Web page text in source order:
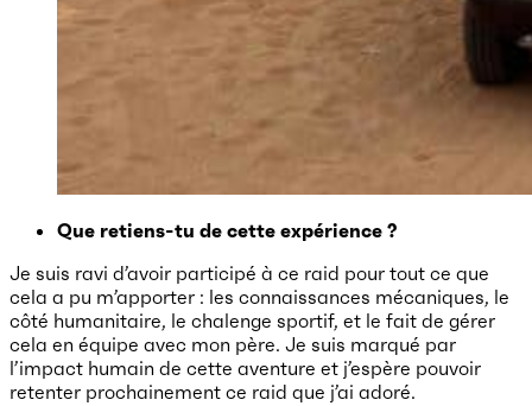
Que retiens-tu de cette expérience ?
Je suis ravi d’avoir participé à ce raid pour tout ce que
cela a pu m’apporter : les connaissances mécaniques, le
côté humanitaire, le chalenge sportif, et le fait de gérer
cela en équipe avec mon père. Je suis marqué par
l’impact humain de cette aventure et j’espère pouvoir
retenter prochainement ce raid que j’ai adoré.